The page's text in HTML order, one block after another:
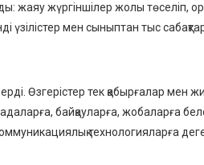
жаяу жүргіншілер жолы төселіп,
мен сыныптан тыс
Өзгерістер тек қабырғалар мен
байқауларға, жобаларға
технологияларға